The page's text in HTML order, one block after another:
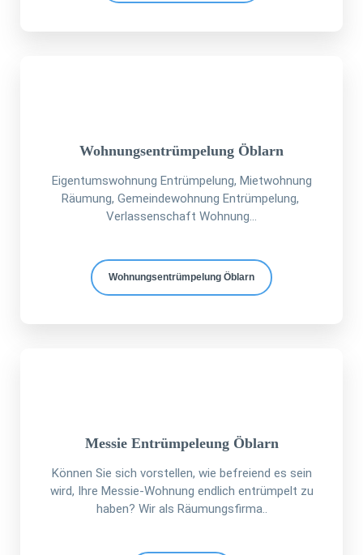
Wohnungsentrümpelung Öblarn
Eigentumswohnung Entrümpelung, Mietwohnung
Räumung, Gemeindewohnung Entrümpelung,
Verlassenschaft Wohnung...
Wohnungsentrümpelung Öblarn
Messie Entrümpeleung Öblarn
Können Sie sich vorstellen, wie befreiend es sein
wird, Ihre Messie-Wohnung endlich entrümpelt zu
haben? Wir als Räumungsfirma..